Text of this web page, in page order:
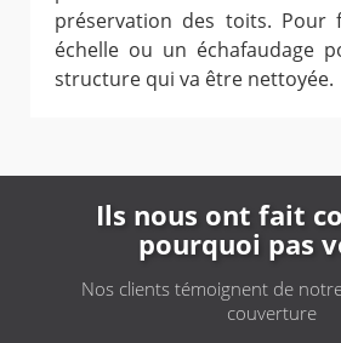
préservation des toits.
échelle ou un échafaudage
structure qui va être nettoyée.
Ils nous ont fait
pourquoi pas
Nos clients témoignent de
couverture